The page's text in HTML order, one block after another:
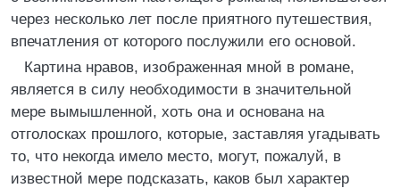
через несколько лет после приятного путешествия,
впечатления от которого послужили его основой.
Картина нравов, изображенная мной в романе,
является в силу необходимости в значительной
мере вымышленной, хоть она и основана на
отголосках прошлого, которые, заставляя угадывать
то, что некогда имело место, могут, пожалуй, в
известной мере подсказать, каков был характер